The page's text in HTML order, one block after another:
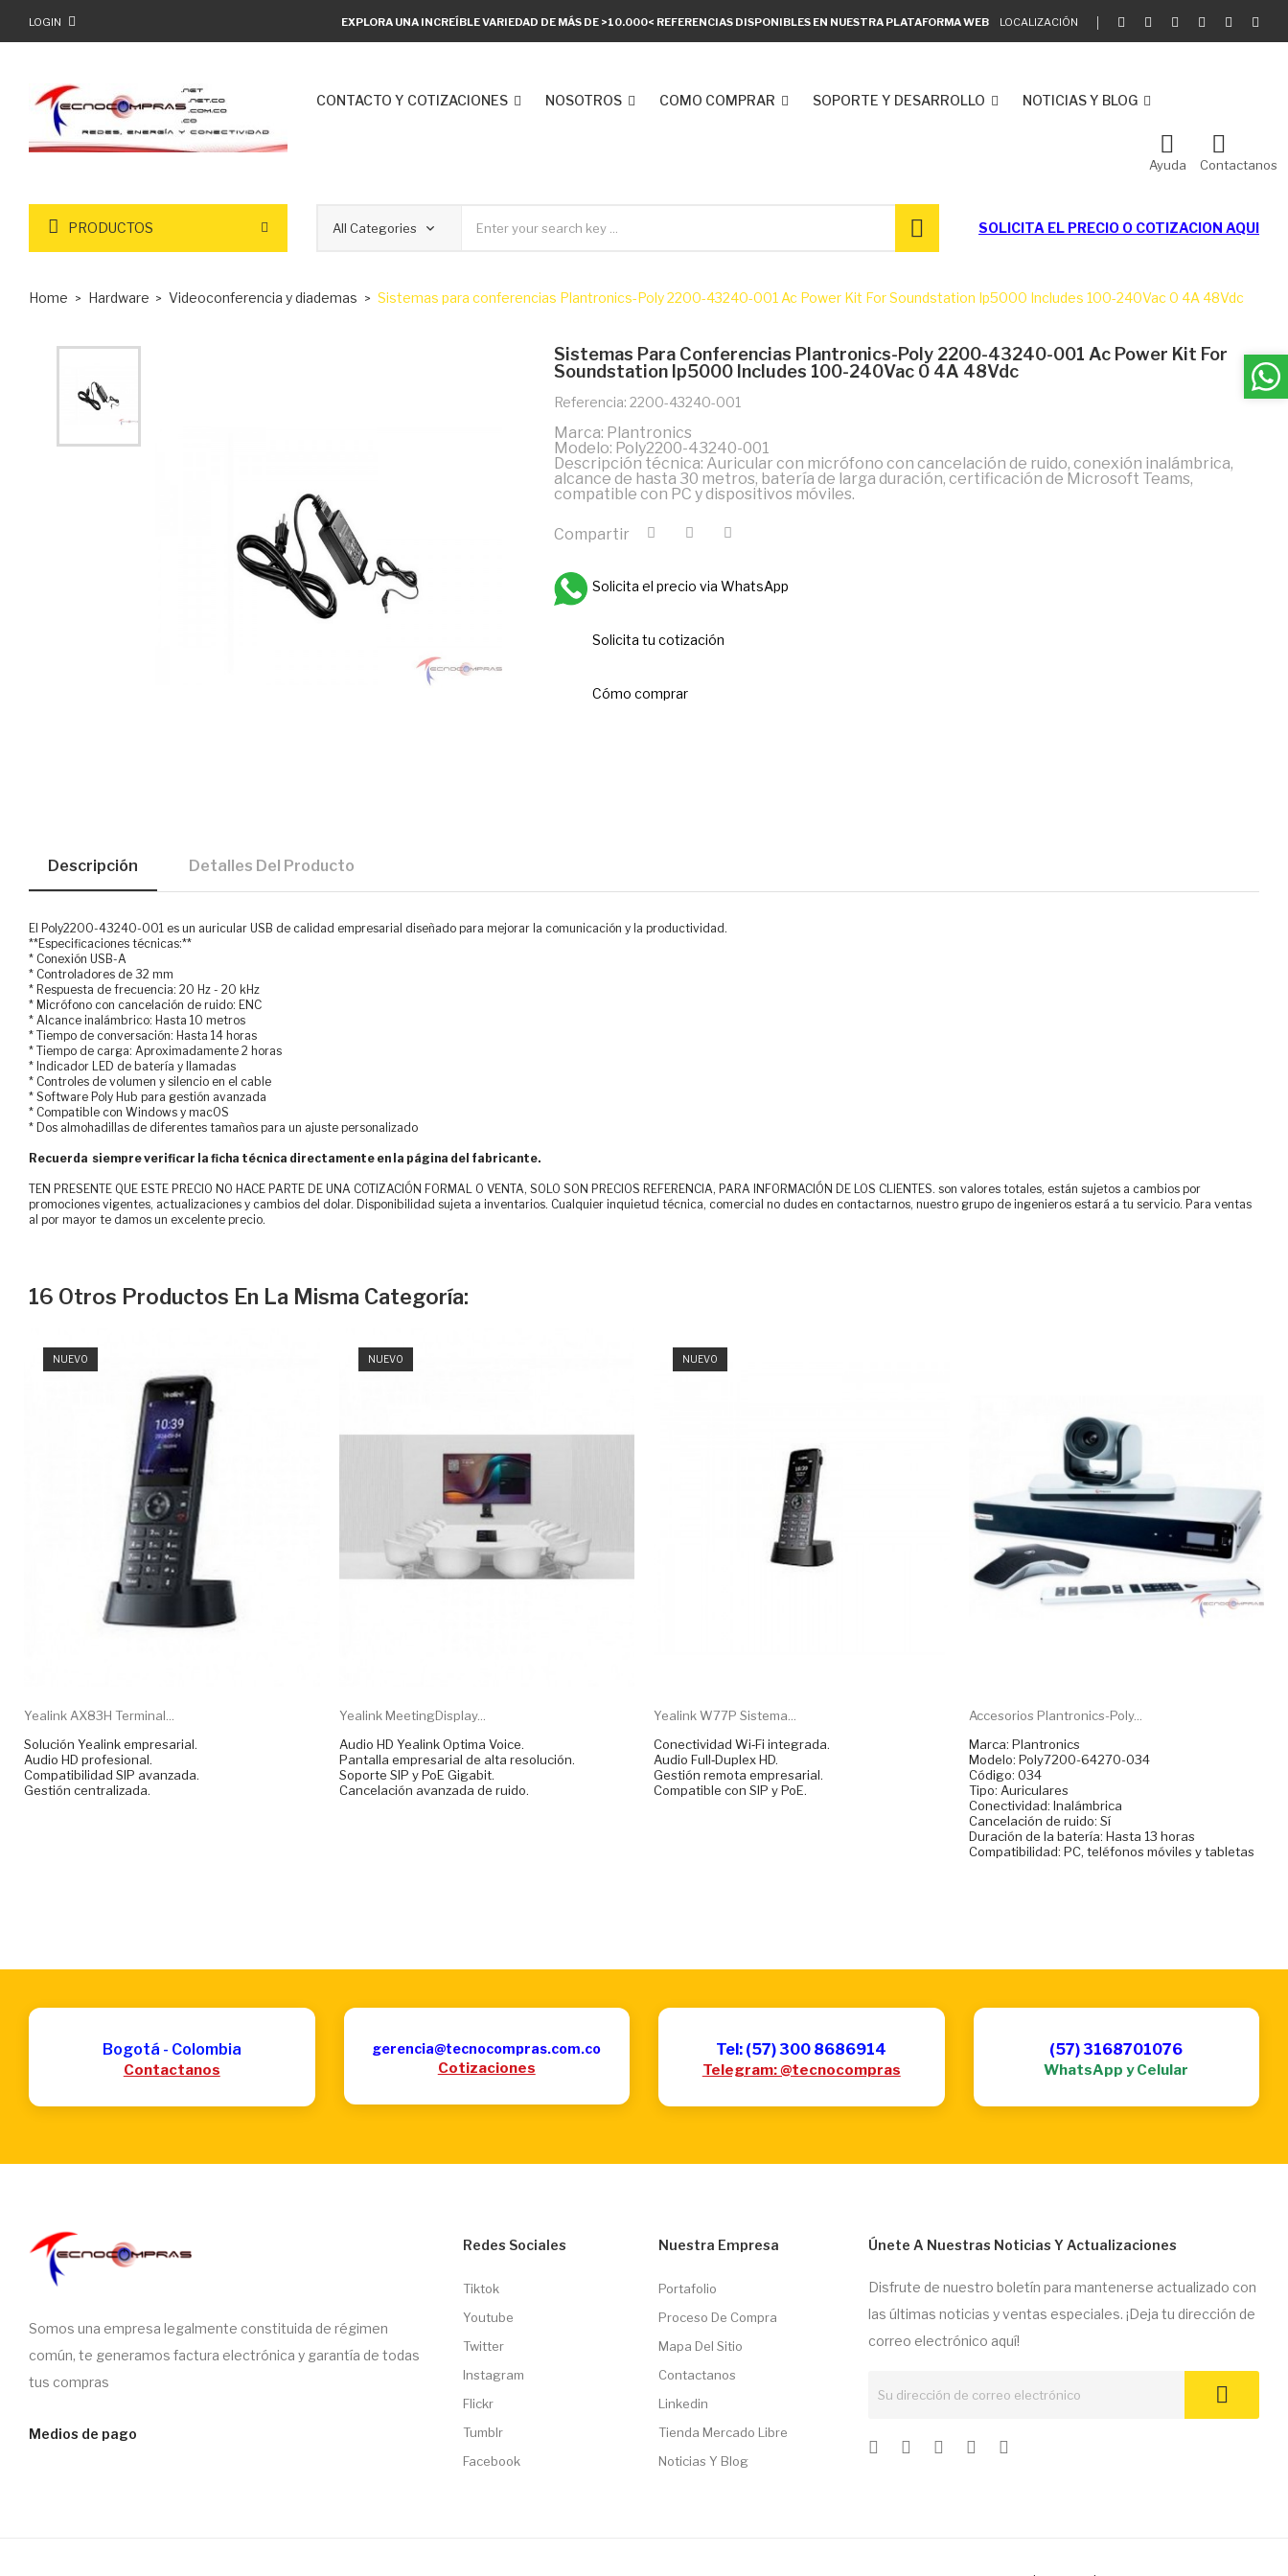
EXPLORA UNA INCREÍBLE VARIEDAD DE MÁS DE >10.000< REFERENCIAS DISPONIBLES EN NUESTRA PLATAFORMA WEB LOCALIZACIÓN
LOGIN
CONTACTO Y COTIZACIONES NOSOTROS COMO COMPRAR SOPORTE Y DESARROLLO NOTICIAS Y BLOG
Ayuda Contactanos
PRODUCTOS SOLICITA EL PRECIO O COTIZACION AQUI
Home Hardware Videoconferencia y diademas Sistemas para conferencias Plantronics-Poly 2200-43240-001 Ac Power Kit For Soundstation Ip5000 Includes 100-240Vac 0 4A 48Vdc
Sistemas Para Conferencias Plantronics-Poly 2200-43240-001 Ac Power Kit For
Soundstation Ip5000 Includes 100-240Vac 0 4A 48Vdc
Referencia: 2200-43240-001
Marca: Plantronics
Modelo: Poly2200-43240-001
Descripción técnica: Auricular con micrófono con cancelación de ruido, conexión inalámbrica,
alcance de hasta 30 metros, batería de larga duración, certificación de Microsoft Teams,
compatible con PC y dispositivos móviles.
Compartir
Solicita el precio via WhatsApp
Solicita tu cotización
Cómo comprar
Descripción Detalles Del Producto
El Poly2200-43240-001 es un auricular USB de calidad empresarial diseñado para mejorar la comunicación y la productividad.
**Especificaciones técnicas:**
* Conexión USB-A
* Controladores de 32 mm
* Respuesta de frecuencia: 20 Hz - 20 kHz
* Micrófono con cancelación de ruido: ENC
* Alcance inalámbrico: Hasta 10 metros
* Tiempo de conversación: Hasta 14 horas
* Tiempo de carga: Aproximadamente 2 horas
* Indicador LED de batería y llamadas
* Controles de volumen y silencio en el cable
* Software Poly Hub para gestión avanzada
* Compatible con Windows y macOS
* Dos almohadillas de diferentes tamaños para un ajuste personalizado
Recuerda siempre verificar la ficha técnica directamente en la página del fabricante.
TEN PRESENTE QUE ESTE PRECIO NO HACE PARTE DE UNA COTIZACIÓN FORMAL O VENTA, SOLO SON PRECIOS REFERENCIA, PARA INFORMACIÓN DE LOS CLIENTES. son valores totales, están sujetos a cambios por
promociones vigentes, actualizaciones y cambios del dolar. Disponibilidad sujeta a inventarios. Cualquier inquietud técnica, comercial no dudes en contactarnos, nuestro grupo de ingenieros estará a tu servicio. Para ventas
al por mayor te damos un excelente precio.
16 Otros Productos En La Misma Categoría:
NUEVO
Yealink AX83H Terminal...
Solución Yealink empresarial.
Audio HD profesional.
Compatibilidad SIP avanzada.
Gestión centralizada.
NUEVO
Yealink MeetingDisplay...
Audio HD Yealink Optima Voice.
Pantalla empresarial de alta resolución.
Soporte SIP y PoE Gigabit.
Cancelación avanzada de ruido.
NUEVO
Yealink W77P Sistema...
Conectividad Wi‑Fi integrada.
Audio Full‑Duplex HD.
Gestión remota empresarial.
Compatible con SIP y PoE.
Accesorios Plantronics-Poly...
Marca: Plantronics
Modelo: Poly7200-64270-034
Código: 034
Tipo: Auriculares
Conectividad: Inalámbrica
Cancelación de ruido: Sí
Duración de la batería: Hasta 13 horas
Compatibilidad: PC, teléfonos móviles y tabletas
Bogotá - Colombia
Contactanos
gerencia@tecnocompras.com.co
Cotizaciones
Tel: (57) 300 8686914
Telegram: @tecnocompras
(57) 3168701076
WhatsApp y Celular
Somos una empresa legalmente constituida de régimen
común, te generamos factura electrónica y garantía de todas
tus compras
Medios de pago
Redes Sociales
Tiktok
Youtube
Twitter
Instagram
Flickr
Tumblr
Facebook
Nuestra Empresa
Portafolio
Proceso De Compra
Mapa Del Sitio
Contactanos
Linkedin
Tienda Mercado Libre
Noticias Y Blog
Únete A Nuestras Noticias Y Actualizaciones
Disfrute de nuestro boletín para mantenerse actualizado con
las últimas noticias y ventas especiales. ¡Deja tu dirección de
correo electrónico aquí!